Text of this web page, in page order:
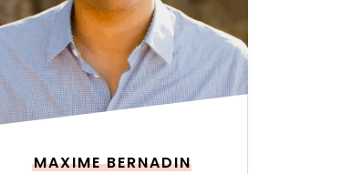
MAXIME BERNADIN